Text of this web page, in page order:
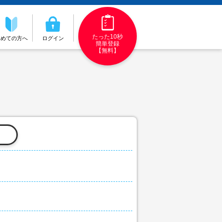
ての方へ ログイン
たった10秒
簡単登録
【無料】